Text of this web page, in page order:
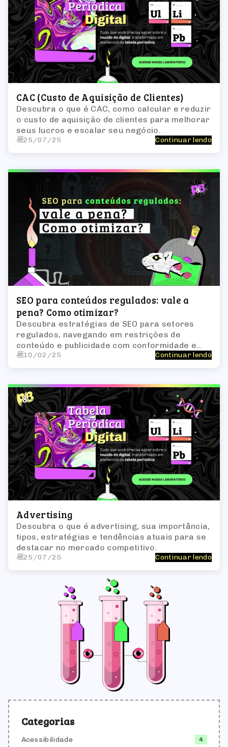
CAC (Custo de Aquisição de Clientes)
Descubra o que é CAC, como calcular e reduzir
o custo de aquisição de clientes para melhorar
seus lucros e escalar seu negócio.
25/07/25 Continuar lendo
SEO para conteúdos regulados: vale a
pena? Como otimizar?
Descubra estratégias de SEO para setores
regulados, navegando em restrições de
conteúdo e publicidade com conformidade e
eficácia.
10/02/25 Continuar lendo
Advertising
Descubra o que é advertising, sua importância,
tipos, estratégias e tendências atuais para se
destacar no mercado competitivo.
25/07/25 Continuar lendo
Categorias
Acessibilidade 4